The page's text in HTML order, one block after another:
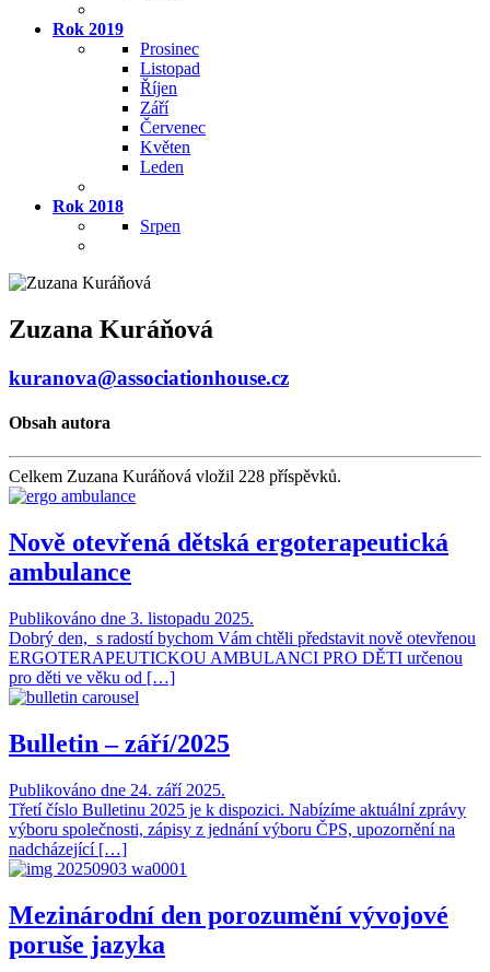
Rok 2019
Prosinec
Listopad
Říjen
Září
Červenec
Květen
Leden
Rok 2018
Srpen
Zuzana Kuráňová
kuranova@associationhouse.cz
Obsah autora
Celkem Zuzana Kuráňová vložil 228 příspěvků.
Nově otevřená dětská ergoterapeutická
ambulance
Publikováno dne 3. listopadu 2025.
Dobrý den, s radostí bychom Vám chtěli představit nově otevřenou
ERGOTERAPEUTICKOU AMBULANCI PRO DĚTI určenou
pro děti ve věku od […]
Bulletin – září/2025
Publikováno dne 24. září 2025.
Třetí číslo Bulletinu 2025 je k dispozici. Nabízíme aktuální zprávy
výboru společnosti, zápisy z jednání výboru ČPS, upozornění na
nadcházející […]
Mezinárodní den porozumění vývojové
poruše jazyka